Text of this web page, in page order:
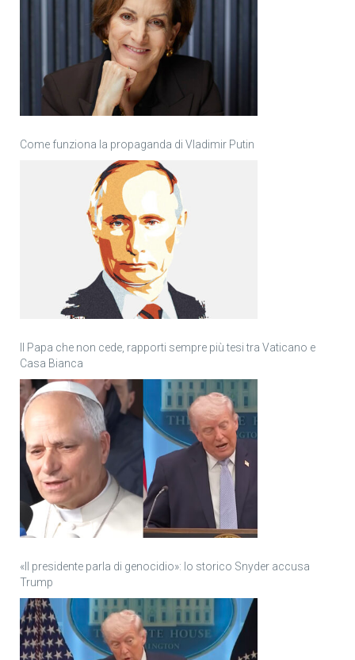
Come funziona la propaganda di Vladimir Putin
Il Papa che non cede, rapporti sempre più tesi tra Vaticano e
Casa Bianca
«Il presidente parla di genocidio»: lo storico Snyder accusa
Trump